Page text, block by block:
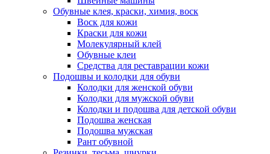
Обувные клея, краски, химия, воск
Воск для кожи
Краски для кожи
Молекулярный клей
Обувные клеи
Средства для реставрации кожи
Подошвы и колодки для обуви
Колодки для женской обуви
Колодки для мужской обуви
Колодки и подошва для детской обуви
Подошва женская
Подошва мужская
Рант обувной